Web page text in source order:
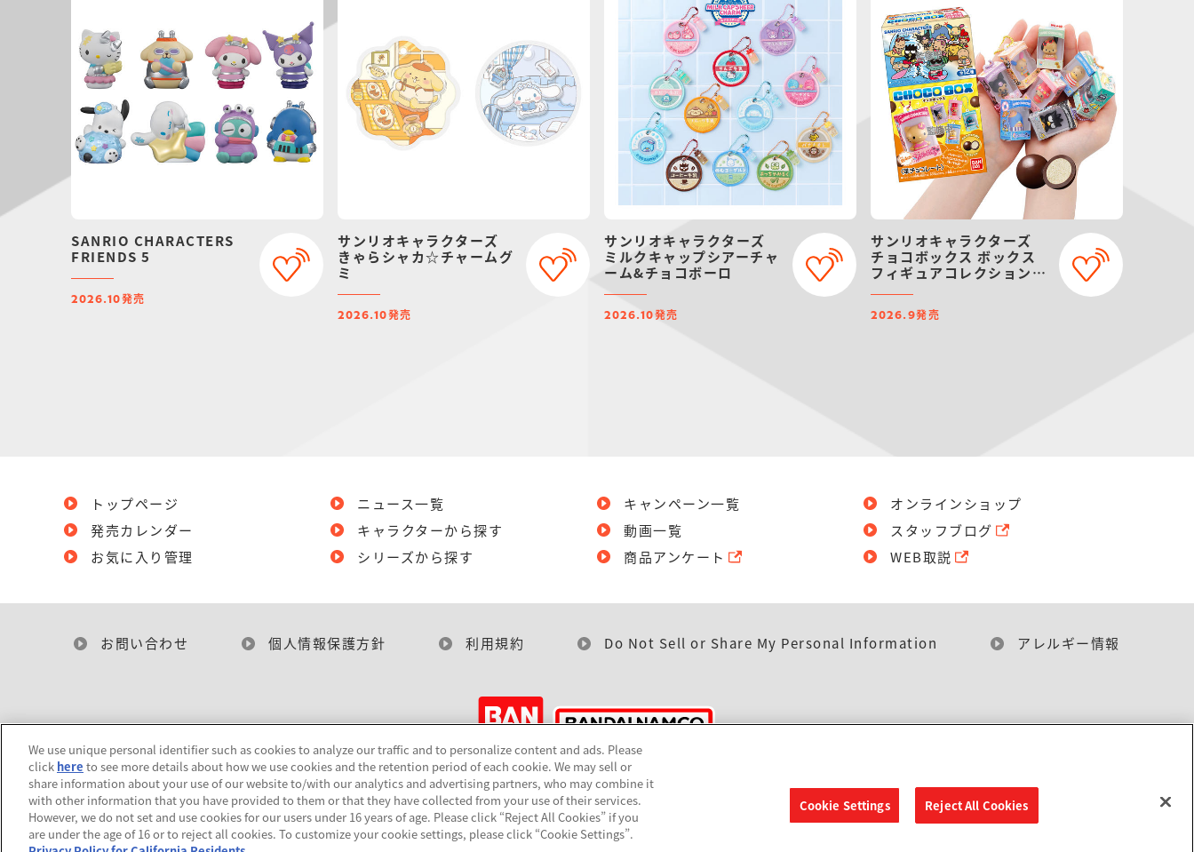
SANRIO CHARACTERS
FRIENDS 5
2026.10発売
サンリオキャラクターズ
きゃらシャカ☆チャームグ
ミ
2026.10発売
サンリオキャラクターズ
ミルクキャップシアーチャ
ーム&チョコボーロ
2026.10発売
サンリオキャラクターズ
チョコボックス ボックス
フィギュアコレクション
2026.9発売
トップページ
発売カレンダー
お気に入り管理
ニュース一覧
キャラクターから探す
シリーズから探す
キャンペーン一覧
動画一覧
商品アンケート
オンラインショップ
スタッフブログ
WEB取説
お問い合わせ 個人情報保護方針 利用規約 Do Not Sell or Share My Personal Information アレルギー情報
©BANDAI
▼コピーライト一覧を表示する
We use unique personal identifier such as cookies to analyze our traffic and to personalize content and ads. Please
click here to see more details about how we use cookies and the retention period of each cookie. We may sell or
share information about your use of our website to/with our analytics and advertising partners, who may combine it
with other information that you have provided to them or that they have collected from your use of their services.
However, we do not set and use cookies for our users under 16 years of age. Please click “Reject All Cookies” if you
are under the age of 16 or to reject all cookies. To customize your cookie settings, please click “Cookie Settings”.
Cookie Settings Reject All Cookies